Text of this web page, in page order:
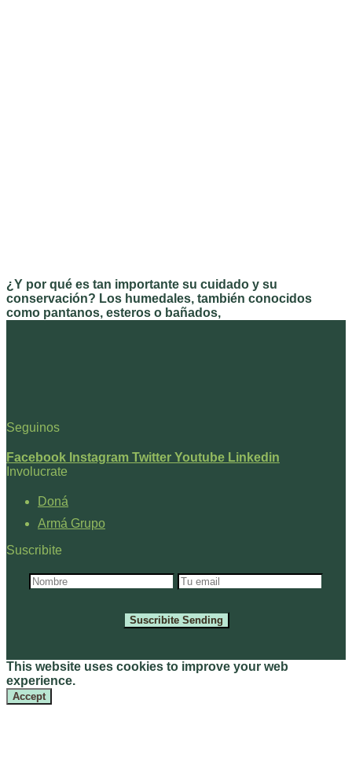
¿Y por qué es tan importante su cuidado y su
conservación? Los humedales, también conocidos
como pantanos, esteros o bañados,
Seguinos
Facebook Instagram Twitter Youtube Linkedin
Involucrate
Doná
Armá Grupo
Suscribite
Suscribite Sending
This website uses cookies to improve your web
experience.
Accept